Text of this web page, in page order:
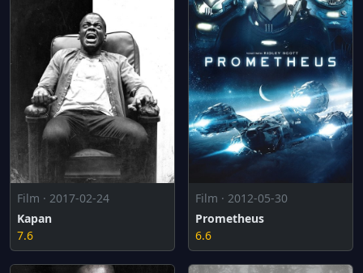
Film · 2017-02-24
Kapan
7.6
Film · 2012-05-30
Prometheus
6.6